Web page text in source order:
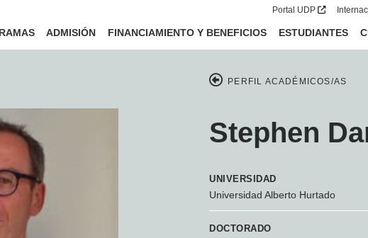
Portal UDP
ADMISIÓN FINANCIAMIENTO Y BENEFICIOS ESTUDIANTES
PERFIL ACADÉMICOS/AS
Stephen
UNIVERSIDAD
Universidad Alberto Hurtado
DOCTORADO